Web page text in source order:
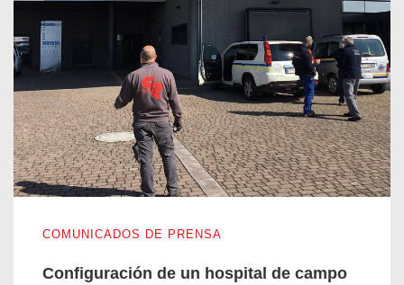
COMUNICADOS DE PRENSA
Configuración de un hospital de campo